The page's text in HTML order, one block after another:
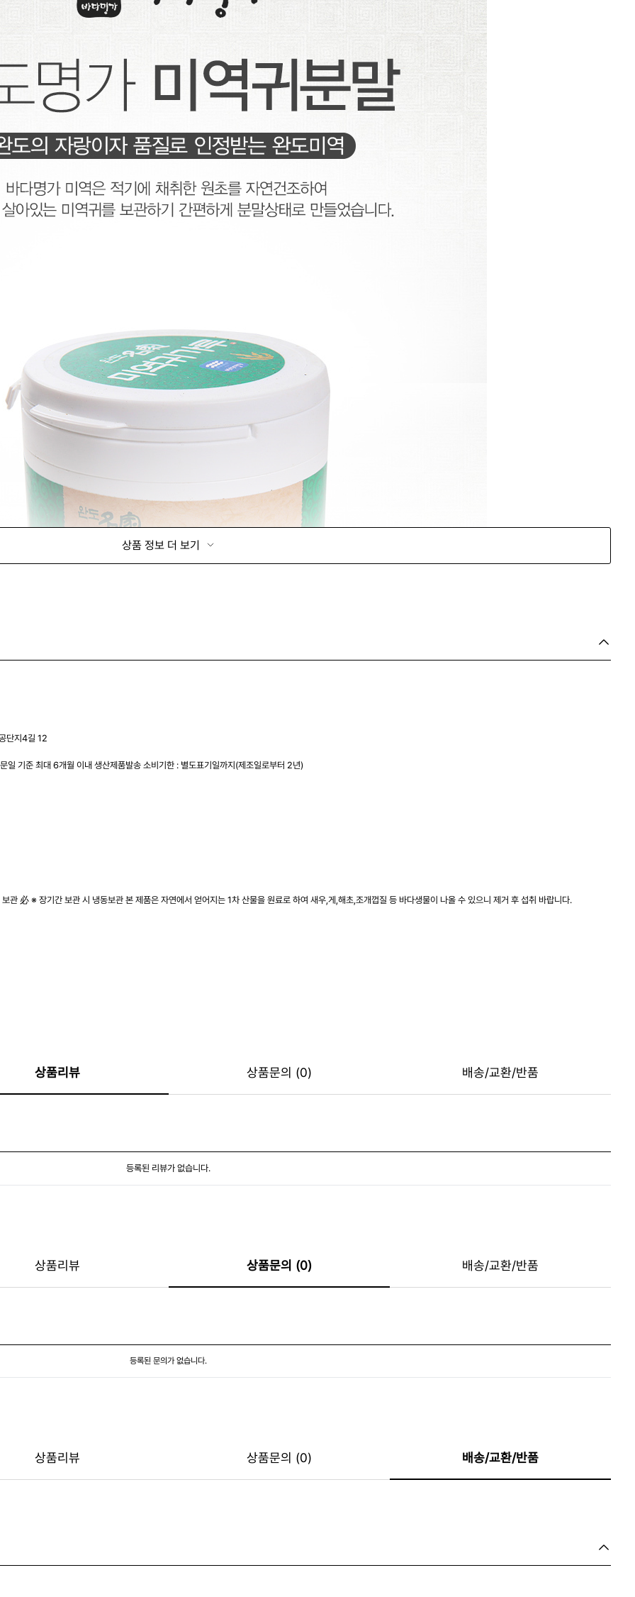
상품 정보 더 보기
단지4길 12
일 기준 최대 6개월 이내 생산제품발송 소비기한 : 별도표기일까지(제조일로부터 2년)
관 必 ※ 장기간 보관 시 냉동보관 본 제품은 자연에서 얻어지는 1차 산물을 원료로 하여 새우,게,해초,조개껍질 등 바다생물이 나올 수 있으니 제거 후 섭취 바랍니다.
상품리뷰 상품문의 (0) 배송/교환/반품
등록된 리뷰가 없습니다.
상품리뷰 상품문의 (0) 배송/교환/반품
등록된 문의가 없습니다.
상품리뷰 상품문의 (0) 배송/교환/반품